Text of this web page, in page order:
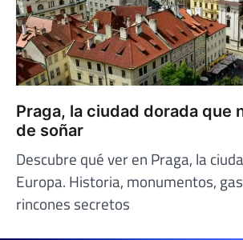
Praga, la ciudad dorada que
de soñar
Descubre qué ver en Praga, la
Europa. Historia, monumentos,
rincones secretos